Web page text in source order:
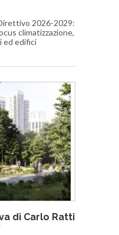
2026-2029:
climatizzazione,
ed edifici
di Carlo Ratti